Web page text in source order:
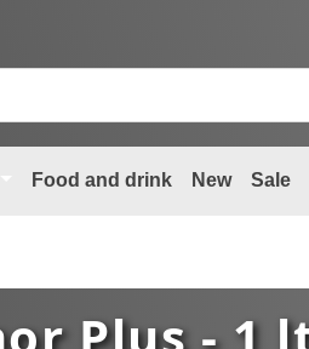
Food and drink New Sale